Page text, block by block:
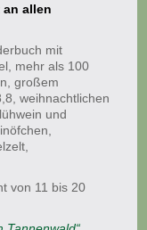
an allen
mit
mehr als 100
großem
weihnachtlichen
und
von 11 bis 20